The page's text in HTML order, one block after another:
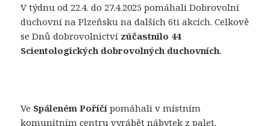
V týdnu od 22.4. do 27.4.2025 pomáhali Dobrovolní
duchovní na Plzeňsku na dalších 6ti akcích. Celkově
se Dnů dobrovolnictví zúčastnilo 44
Scientologických dobrovolných duchovních.
Ve Spáleném Poříčí pomáhali v místním
komunitním centru vyrábět nábytek z palet.